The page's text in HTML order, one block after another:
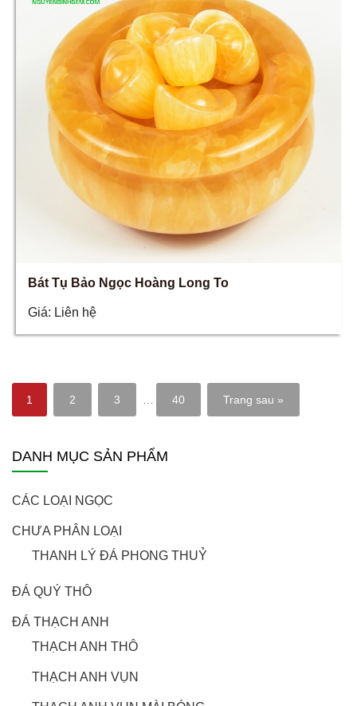
Bát Tụ Bảo Ngọc Hoàng Long To
Giá: Liên hệ
1 2 3 40 Trang sau »
DANH MỤC SẢN PHẨM
CÁC LOẠI NGỌC
CHƯA PHÂN LOẠI
THANH LÝ ĐÁ PHONG THUỶ
ĐÁ QUÝ THÔ
ĐÁ THẠCH ANH
THẠCH ANH THÔ
THẠCH ANH VỤN